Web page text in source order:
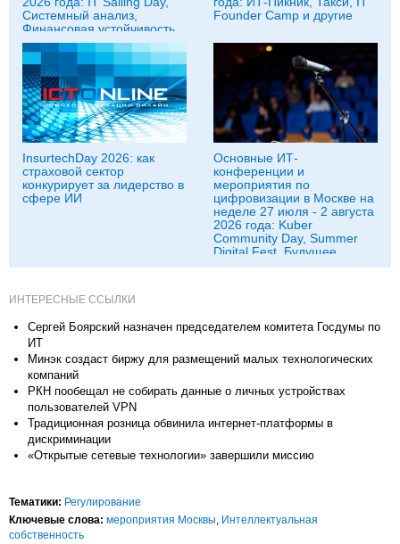
Системный анализ,
Финансовая устойчивость
бизнеса и другие
Founder Camp и другие
InsurtechDay 2026: как
страховой сектор
конкурирует за лидерство в
сфере ИИ
Основные ИТ-
конференции и
мероприятия по
цифровизации в Москве на
неделе 27 июля - 2 августа
2026 года: Kuber
Community Day, Summer
Digital Fest, Будущее
исследований в
ИНТЕРЕСНЫЕ ССЫЛКИ
Сергей Боярский назначен председателем комитета Госдумы по
ИТ
Минэк создаст биржу для размещений малых технологических
компаний
РКН пообещал не собирать данные о личных устройствах
пользователей VPN
Традиционная розница обвинила интернет-платформы в
дискриминации
«Открытые сетевые технологии» завершили миссию
Тематики: Регулирование
Ключевые слова: мероприятия Москвы Интеллектуальная
собственность